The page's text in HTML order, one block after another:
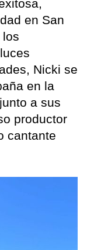
en San
los
Nicki se
en la
a sus
productor
cantante